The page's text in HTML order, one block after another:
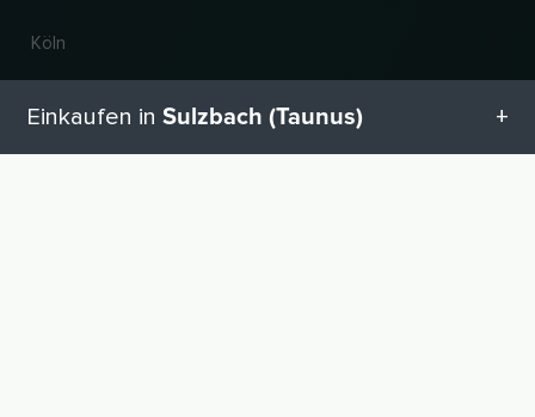
Köln
Hannover
Einkaufen in Sulzbach (Taunus)